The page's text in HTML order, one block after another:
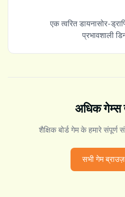
एक त्वरित डायनासोर-
प्रभावशाली
अधिक गेम्स
शैक्षिक बोर्ड गेम के हमारे
सभी गेम